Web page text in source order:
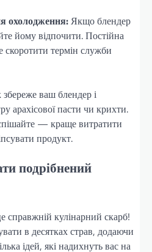
охолодження:Якщо блендер
йому відпочити. Постійна
скоротити термін служби
ваш блендер і
арахісової пасти чи крихти.
— краще витратити
продукт.
подрібнений
кулінарний скарб!
в десятках страв, додаючи
ідей, які надихнуть вас на